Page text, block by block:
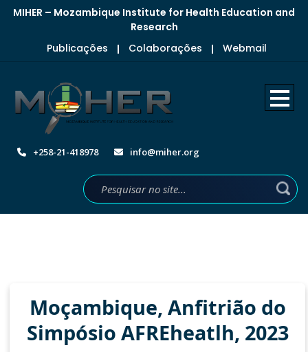
MIHER – Mozambique Institute for Health Education and
Research
Publicações
| Colaborações | Webmail
+258-21-418978 info@miher.org
Moçambique, Anfitrião do
Simpósio AFREheatlh, 2023